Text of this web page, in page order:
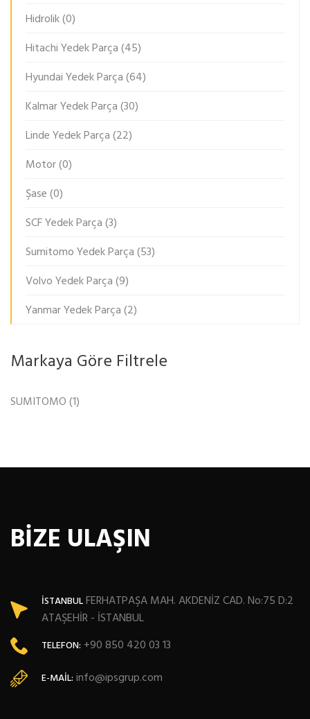
Hidrolik(0)
Hitachi Yedek Parça(45)
Hyundai Yedek Parça(64)
Kalmar Yedek Parça(30)
Linde Yedek Parça(22)
Motor(0)
Şase(0)
SCF Yedek Parça(3)
Sumitomo Yedek Parça(53)
Volvo Yedek Parça(9)
Yanmar Yedek Parça(2)
Markaya Göre Filtrele
SUMITOMO(1)
BİZE ULAŞIN
İSTANBULFERHATPAŞA MAH. AKDENİZ CAD. No:75 D:2
ATAŞEHİR - İSTANBUL
TELEFON: +90 850 420 03 13
E-MAIL: info@ipsgrup.com